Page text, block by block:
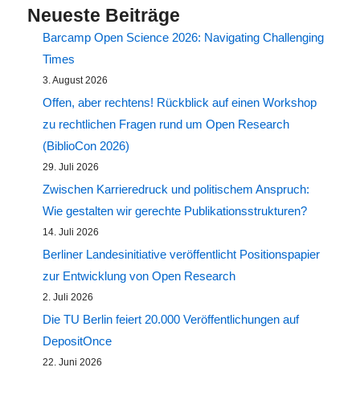
Neueste Beiträge
Barcamp Open Science 2026: Navigating Challenging
Times
3. August 2026
Offen, aber rechtens! Rückblick auf einen Workshop
zu rechtlichen Fragen rund um Open Research
(BiblioCon 2026)
29. Juli 2026
Zwischen Karrieredruck und politischem Anspruch:
Wie gestalten wir gerechte Publikationsstrukturen?
14. Juli 2026
Berliner Landesinitiative veröffentlicht Positionspapier
zur Entwicklung von Open Research
2. Juli 2026
Die TU Berlin feiert 20.000 Veröffentlichungen auf
DepositOnce
22. Juni 2026